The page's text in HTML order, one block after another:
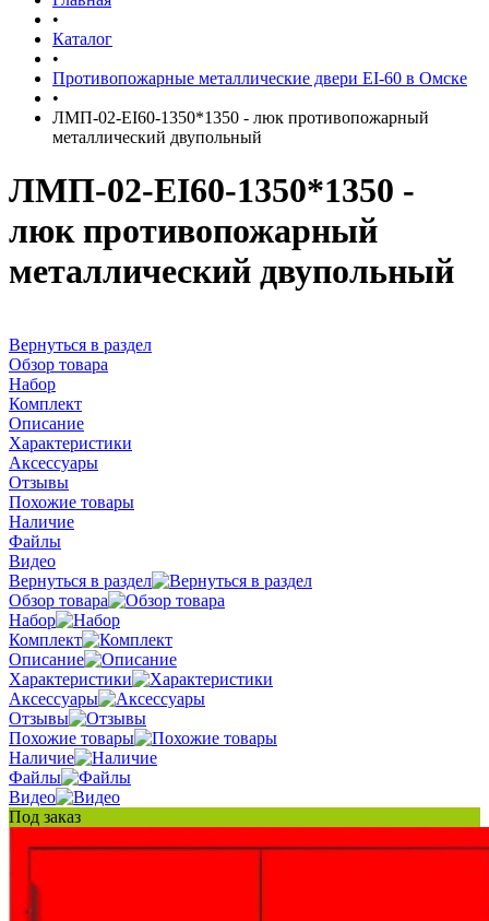
•
Каталог
•
Противопожарные металлические двери EI-60 в Омске
•
ЛМП-02-EI60-1350*1350 - люк противопожарный
металлический двупольный
ЛМП-02-EI60-1350*1350 -
люк противопожарный
металлический двупольный
Вернуться в раздел
Обзор товара
Набор
Комплект
Описание
Характеристики
Аксессуары
Отзывы
Похожие товары
Наличие
Файлы
Видео
Вернуться в раздел
Обзор товара
Набор
Комплект
Описание
Характеристики
Аксессуары
Отзывы
Похожие товары
Наличие
Файлы
Видео
Под заказ